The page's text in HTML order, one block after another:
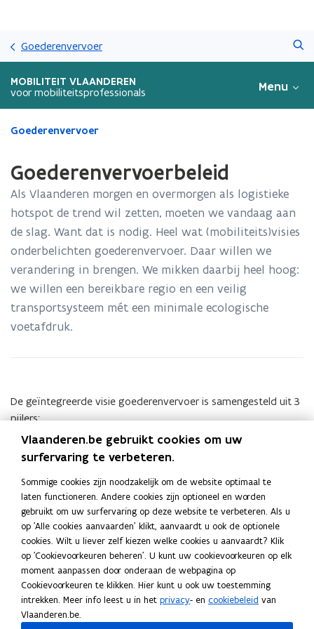
Goederenvervoer
MOBILITEIT VLAANDEREN
voor mobiliteitsprofessionals Menu
Gedaan
bevindt
op:
Goederenvervoerbeleid
Goederenvervoer
Goederenvervoerbeleid
Als Vlaanderen morgen en overmorgen als logistieke
hotspot de trend wil zetten, moeten we vandaag aan
de slag. Want dat is nodig. Heel wat (mobiliteits)visies
onderbelichten goederenvervoer. Daar willen we
verandering in brengen. We mikken daarbij heel hoog:
we willen een bereikbare regio en een veilig
transportsysteem mét een minimale ecologische
voetafdruk.
De geïntegreerde visie goederenvervoer is samengesteld uit 3
pijlers:
vlotte bereikbaarheid
duurzaam goederenvervoer
De visie geeft weer waar het beleidsdomein Mobiliteit en
Openbare Werken zich in de toekomst op concentreert op vlak
van goederenvervoer.
Visie goederenvervoer Vlaanderen.
Werkdocument
V
i
s
Beleidsdocument • september 2020
Vlaanderen.be gebruikt cookies om uw
surfervaring te verbeteren.
Sommige cookies zijn noodzakelijk om de website optimaal te
laten functioneren. Andere cookies zijn optioneel en worden
gebruikt om uw surfervaring op deze website te verbeteren. Als u
op 'Alle cookies aanvaarden' klikt, aanvaardt u ook de optionele
cookies. Wilt u liever zelf kiezen welke cookies u aanvaardt? Klik
op 'Cookievoorkeuren beheren'. U kunt uw cookievoorkeuren op elk
moment aanpassen door onderaan de webpagina op
Cookievoorkeuren te klikken. Hier kunt u ook uw toestemming
intrekken. Meer info leest u in het privacy- en cookiebeleid van
Vlaanderen.be.